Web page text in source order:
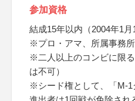
参加資格
結成15年以内（2004年1月
※プロ・アマ、所属事務
※二人以上のコンビに限
は不可）
※シード権として、「M-1